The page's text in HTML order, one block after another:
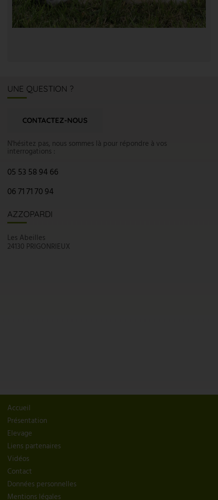
UNE QUESTION ?
CONTACTEZ-NOUS
N'hésitez pas, nous sommes là pour répondre à vos
interrogations :
05 53 58 94 66
06 71 71 70 94
AZZOPARDI
Les Abeilles
24130 PRIGONRIEUX
Accueil
Présentation
Elevage
Liens partenaires
Vidéos
Contact
Données personnelles
Mentions légales